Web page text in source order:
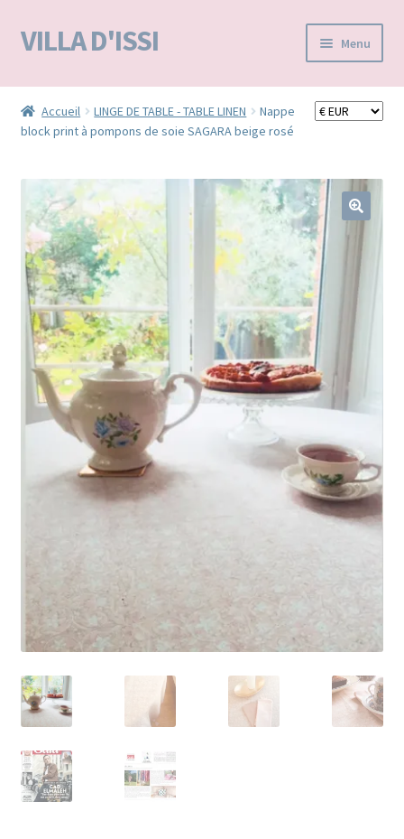
Aller
à
navigation
Aller
au
VILLA D'ISSI Menu
Accueil
BOUTIQUE E-SHOP
VILLA D’ISSI DANS LA PRESSE
MA LISTE D'ENVIES / WISHLIST –
Accueil LINGE DE TABLE - TABLE LINEN
Nappe
block print à pompons de soie SAGARA beige rosé